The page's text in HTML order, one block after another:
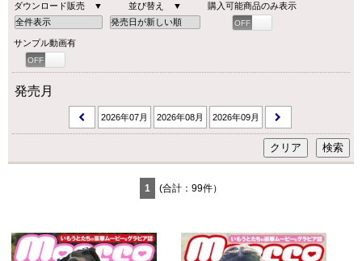
ダウンロード販売 ▼ 並び替え ▼ 購入可能商品のみ表示
OFF
サンプル動画有
OFF
発売月
2026年07月 2026年08月 2026年09月
1 (合計：99件）